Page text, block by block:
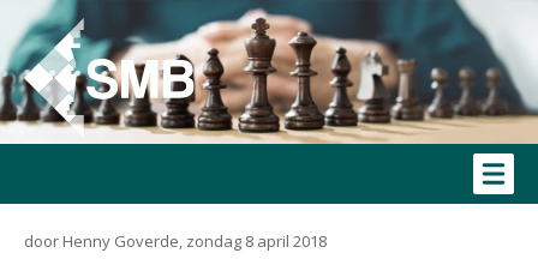
door Henny Goverde, zondag 8 april 2018